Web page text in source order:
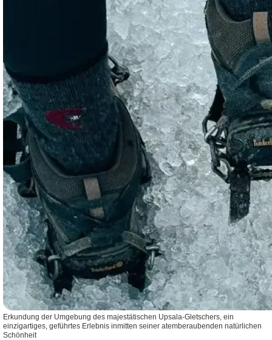
Erkundung der Umgebung des majestätischen Upsala-Gletschers, ein
einzigartiges, geführtes Erlebnis inmitten seiner atemberaubenden natürlichen
Schönheit